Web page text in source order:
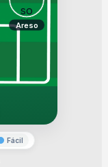
Areso
Fácil